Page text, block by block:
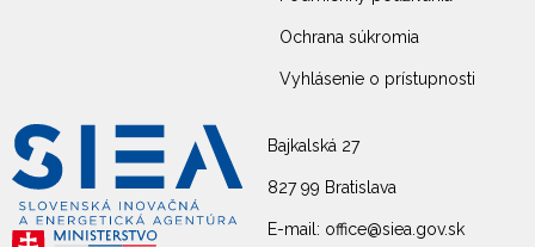
Bajkalská 27
827 99 Bratislava
E-mail: office@siea.gov.sk
Ochrana súkromia
Vyhlásenie o prístupnosti